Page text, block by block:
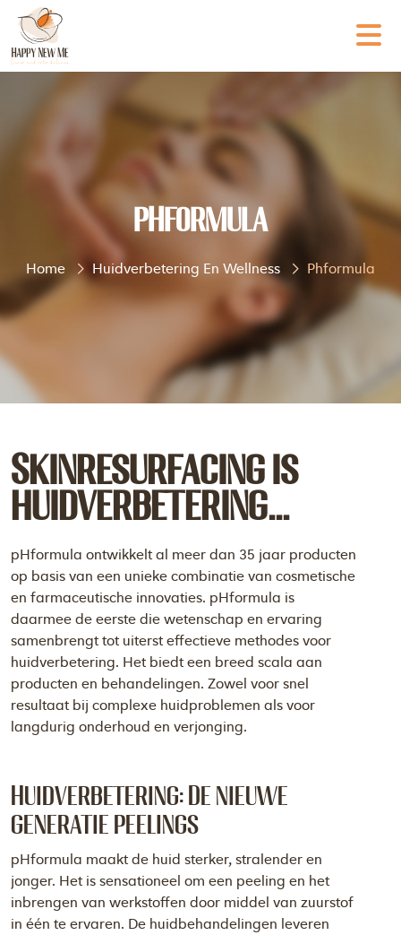
pHformula
Home Huidverbetering En Wellness Phformula
Skinresurfacing is
huidverbetering...
pHformula ontwikkelt al meer dan 35 jaar producten
op basis van een unieke combinatie van cosmetische
en farmaceutische innovaties. pHformula is
daarmee de eerste die wetenschap en ervaring
samenbrengt tot uiterst effectieve methodes voor
huidverbetering. Het biedt een breed scala aan
producten en behandelingen. Zowel voor snel
resultaat bij complexe huidproblemen als voor
langdurig onderhoud en verjonging.
Huidverbetering: De nieuwe
generatie peelings
pHformula maakt de huid sterker, stralender en
jonger. Het is sensationeel om een peeling en het
inbrengen van werkstoffen door middel van zuurstof
in één te ervaren. De huidbehandelingen leveren